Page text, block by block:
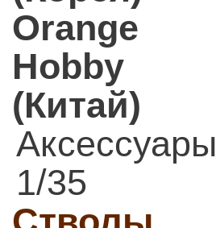
Orange
Hobby
(Китай)
Аксессуары
1/35